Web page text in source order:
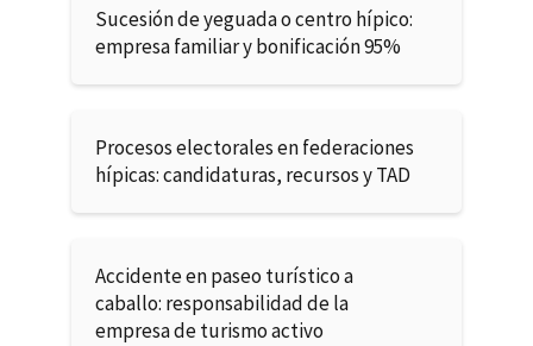
Sucesión de yeguada o centro hípico:
empresa familiar y bonificación 95%
Procesos electorales en federaciones
hípicas: candidaturas, recursos y TAD
Accidente en paseo turístico a
caballo: responsabilidad de la
empresa de turismo activo